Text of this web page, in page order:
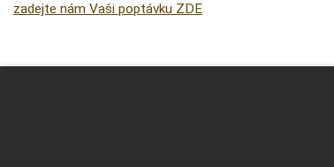
zadejte nám Vaši poptávku ZDE